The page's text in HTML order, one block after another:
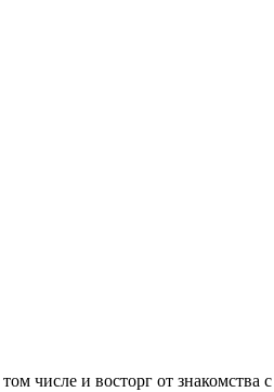
и восторг от знакомства